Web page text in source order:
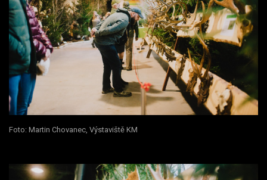
Foto: Martin Chovanec, Výstaviště KM